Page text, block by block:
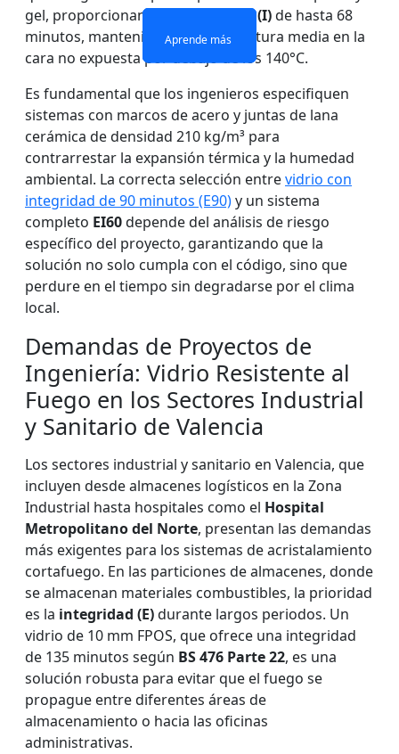
Aprende más
Aprende más
gel, proporcionan una
insulación (I)de hasta 68
minutos, manteniendo la temperatura media en la
cara no expuesta por debajo de los 140°C.
Es fundamental que los ingenieros especifiquen
sistemas con marcos de acero y juntas de lana
cerámica de densidad 210 kg/m³ para
contrarrestar la expansión térmica y la humedad
ambiental. La correcta selección entrevidrio con
integridad de 90 minutos (E90)y un sistema
completo EI60depende del análisis de riesgo
específico del proyecto, garantizando que la
solución no solo cumpla con el código, sino que
perdure en el tiempo sin degradarse por el clima
local.
Demandas de Proyectos de
Ingeniería: Vidrio Resistente al
Fuego en los Sectores Industrial
y Sanitario de Valencia
Los sectores industrial y sanitario en Valencia, que
incluyen desde almacenes logísticos en la Zona
Industrial hasta hospitales como el Hospital
Metropolitano del Norte, presentan las demandas
más exigentes para los sistemas de acristalamiento
cortafuego. En las particiones de almacenes, donde
se almacenan materiales combustibles, la prioridad
es la integridad (E)durante largos periodos. Un
vidrio de 10 mm FPOS, que ofrece una integridad
de 135 minutos según BS 476 Parte 22, es una
solución robusta para evitar que el fuego se
propague entre diferentes áreas de
almacenamiento o hacia las oficinas
administrativas.